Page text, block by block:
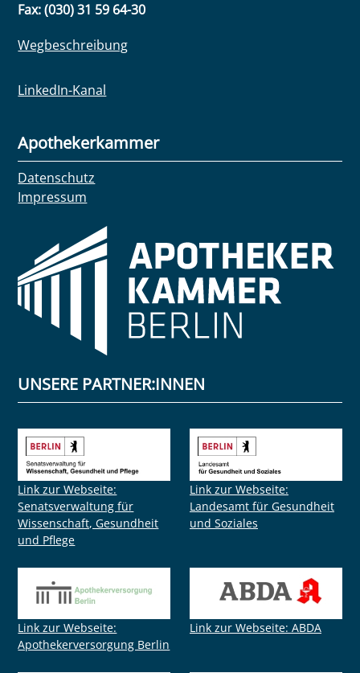
Fax: (030) 31 59 64-30
Wegbeschreibung
LinkedIn-Kanal
Apothekerkammer
Datenschutz
Impressum
UNSERE PARTNER:INNEN
Link zur Webseite:
Senatsverwaltung für
Wissenschaft, Gesundheit
und Pflege
Link zur Webseite:
Landesamt für Gesundheit
und Soziales
Link zur Webseite:
Apothekerversorgung Berlin
Link zur Webseite: ABDA